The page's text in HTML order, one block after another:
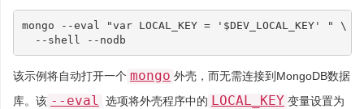
mongo --eval "var LOCAL_KEY = ' $DEV_LOCAL_KEY' "
\
该示例将自动打开一个 mongo 外壳，而无需连接到MongoDB数据
库。该 --eval 选项将外壳程序中的 LOCAL_KEY 变量设置为